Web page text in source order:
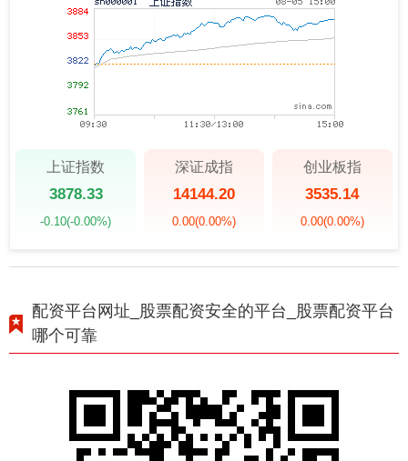
上证指数
3878.33
-0.10(-0.00%)
深证成指
14144.20
0.00(0.00%)
创业板指
3535.14
0.00(0.00%)
配资平台网址_股票配资安全的平台_股票配资平台
哪个可靠